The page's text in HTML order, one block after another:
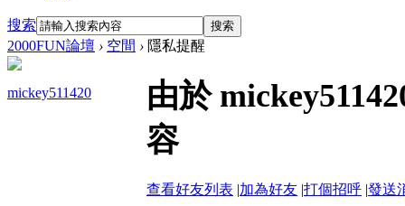
搜索 搜索
2000FUN論壇 › 空間 › 隱私提醒
mickey511420
由於
容
查看好友列表 |加為好友 |打個招呼 |發送